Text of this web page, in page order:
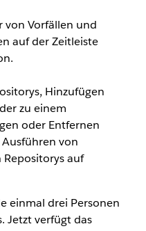
von Vorfällen und
auf der Zeitleiste
Hinzufügen
zu einem
oder Entfernen
von
Repositorys auf
einmal drei Personen
Jetzt verfügt das